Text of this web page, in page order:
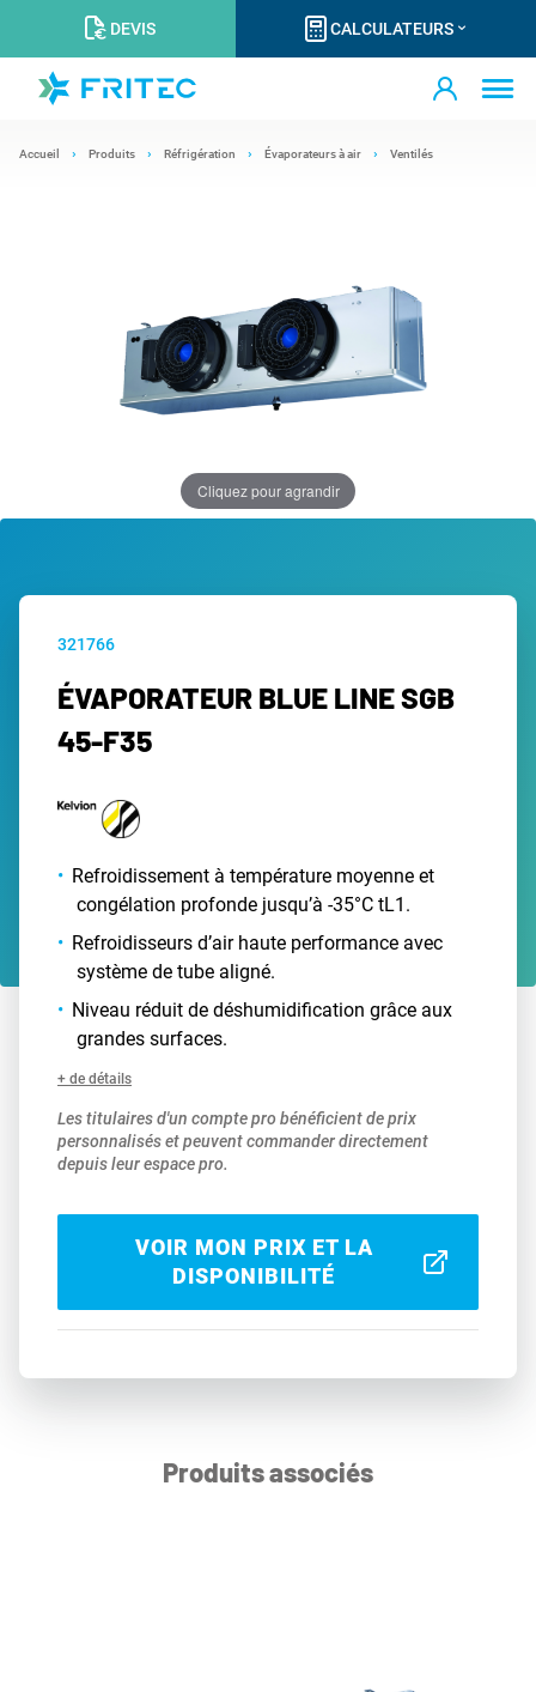
DEVIS CALCULATEURS
Accueil Produits Réfrigération Évaporateurs à air Ventilés
Cliquez pour agrandir
321766
ÉVAPORATEUR BLUE LINE SGB
45-F35
Refroidissement à température moyenne et
congélation profonde jusqu’à -35°C tL1.
Refroidisseurs d’air haute performance avec
système de tube aligné.
Niveau réduit de déshumidification grâce aux
grandes surfaces.
+ de détails
Les titulaires d'un compte pro bénéficient de prix
personnalisés et peuvent commander directement
depuis leur espace pro.
VOIR MON PRIX ET LA
DISPONIBILITÉ
Produits associés